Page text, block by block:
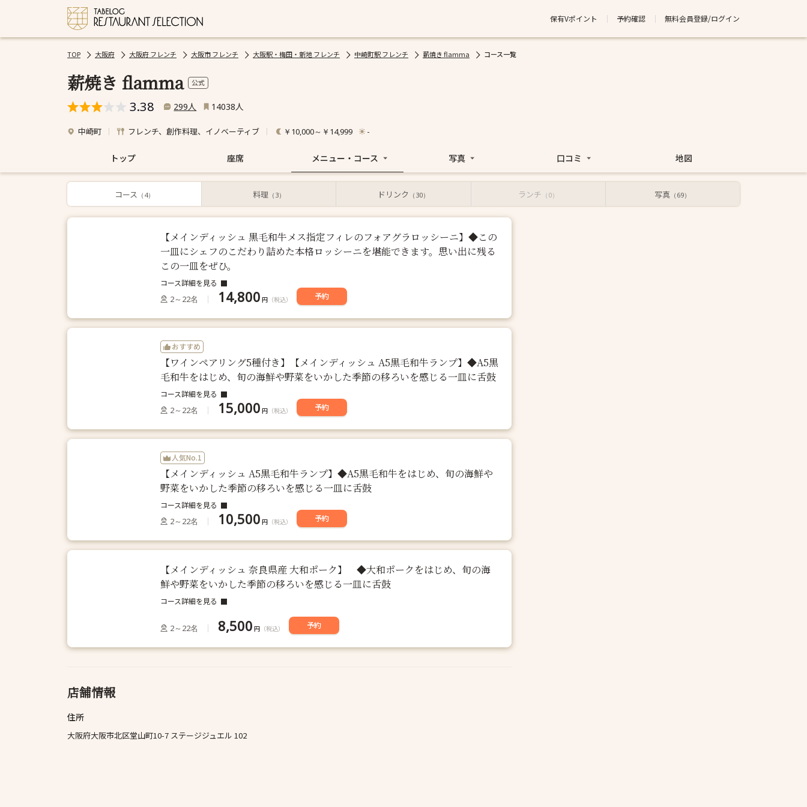
保有Vポイント 予約確認 無料会員登録/ログイン
TOP 大阪府 大阪府 フレンチ 大阪市 フレンチ 大阪駅・梅田・新地 フレンチ 中崎町駅 フレンチ 薪焼き flamma コース一覧
薪焼き flamma 公式
3.38 299人 14038人
中崎町 フレンチ、創作料理、イノベーティブ ￥10,000～￥14,999 -
トップ 座席 メニュー・コース
コース （4） 料理 （3） ドリンク （30） ランチ （0） 写真 （69）
写真 口コミ 地図
【メインディッシュ 黒毛和牛メス指定フィレのフォアグラロッシーニ】◆この
一皿にシェフのこだわり詰めた本格ロッシーニを堪能できます。思い出に残る
この一皿をぜひ。
コース詳細を見る
2～22名 14,800 円 （税込） 予約
おすすめ
【ワインペアリング5種付き】【メインディッシュ A5黒毛和牛ランプ】◆A5黒
毛和牛をはじめ、旬の海鮮や野菜をいかした季節の移ろいを感じる一皿に舌鼓
コース詳細を見る
2～22名 15,000 円 （税込） 予約
人気No.1
【メインディッシュ A5黒毛和牛ランプ】◆A5黒毛和牛をはじめ、旬の海鮮や
野菜をいかした季節の移ろいを感じる一皿に舌鼓
コース詳細を見る
2～22名 10,500 円 （税込） 予約
【メインディッシュ 奈良県産 大和ポーク】 ◆大和ポークをはじめ、旬の海
鮮や野菜をいかした季節の移ろいを感じる一皿に舌鼓
コース詳細を見る
2～22名 8,500 円 （税込） 予約
店舗情報
住所
大阪府大阪市北区堂山町10-7 ステージジュエル 102